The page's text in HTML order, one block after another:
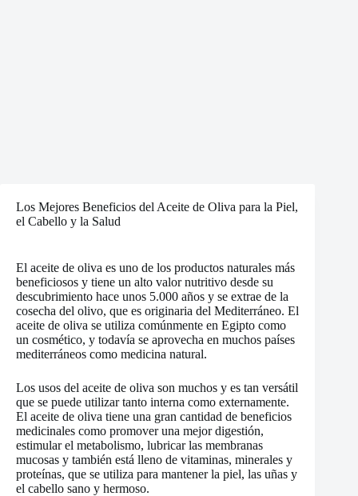
Los Mejores Beneficios del Aceite de Oliva para la Piel,
el Cabello y la Salud
El aceite de oliva es uno de los productos naturales más
beneficiosos y tiene un alto valor nutritivo desde su
descubrimiento hace unos 5.000 años y se extrae de la
cosecha del olivo, que es originaria del Mediterráneo. El
aceite de oliva se utiliza comúnmente en Egipto como
un cosmético, y todavía se aprovecha en muchos países
mediterráneos como medicina natural.
Los usos del aceite de oliva son muchos y es tan versátil
que se puede utilizar tanto interna como externamente.
El aceite de oliva tiene una gran cantidad de beneficios
medicinales como promover una mejor digestión,
estimular el metabolismo, lubricar las membranas
mucosas y también está lleno de vitaminas, minerales y
proteínas, que se utiliza para mantener la piel, las uñas y
el cabello sano y hermoso.